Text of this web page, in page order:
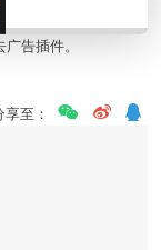
告插件。
享至：